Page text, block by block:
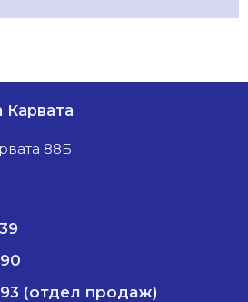
Карвата
88Б
(отдел продаж)